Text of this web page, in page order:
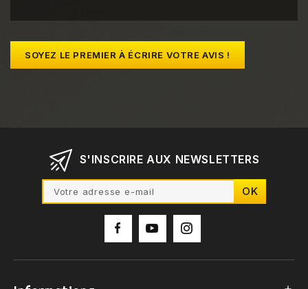
SOYEZ LE PREMIER À ÉCRIRE VOTRE AVIS !
S'INSCRIRE AUX NEWSLETTERS